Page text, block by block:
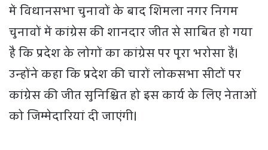
में विधानसभा चुनावों के बाद शिमला नगर निगम
चुनावों में कांग्रेस की शानदार जीत से साबित हो गया
है कि प्रदेश के लोगों का कांग्रेस पर पूरा भरोसा हैं।
उन्होंने कहा कि प्रदेश की चारों लोकसभा सीटों पर
कांग्रेस की जीत सुनिश्चित हो इस कार्य के लिए नेताओं
को जिम्मेदारियां दी जाएंगी।